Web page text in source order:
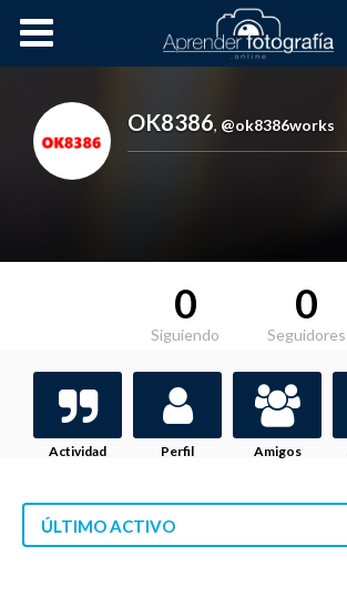
Cursos OnLine
OK8386, @ok8386works
0
Siguiendo
0
Seguidores
Actividad Perfil Amigos
ÚLTIMO ACTIVO